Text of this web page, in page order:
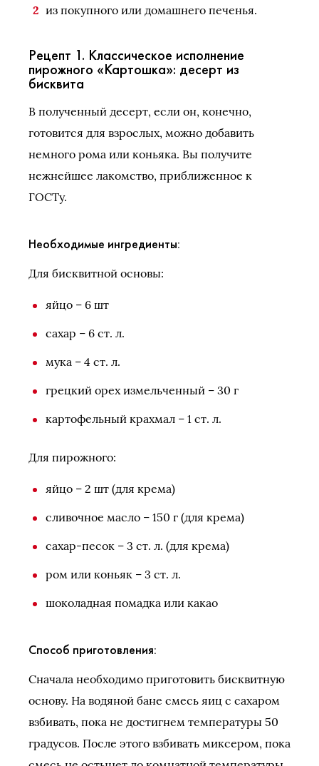
из покупного или домашнего печенья.
Рецепт 1. Классическое исполнение
пирожного «Картошка»: десерт из
бисквита
В полученный десерт, если он, конечно,
готовится для взрослых, можно добавить
немного рома или коньяка. Вы получите
нежнейшее лакомство, приближенное к
ГОСТу.
Необходимые ингредиенты:
Для бисквитной основы:
яйцо – 6 шт
сахар – 6 ст. л.
мука – 4 ст. л.
грецкий орех измельченный – 30 г
картофельный крахмал – 1 ст. л.
Для пирожного:
яйцо – 2 шт (для крема)
сливочное масло – 150 г (для крема)
сахар-песок – 3 ст. л. (для крема)
ром или коньяк – 3 ст. л.
шоколадная помадка или какао
Способ приготовления:
Сначала необходимо приготовить бисквитную
основу. На водяной бане смесь яиц с сахаром
взбивать, пока не достигнем температуры 50
градусов. После этого взбивать миксером, пока